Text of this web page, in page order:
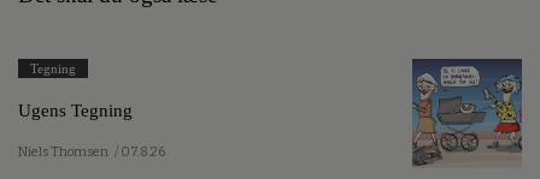
Tegning
Ugens Tegning
Niels Thomsen / 07.8.26